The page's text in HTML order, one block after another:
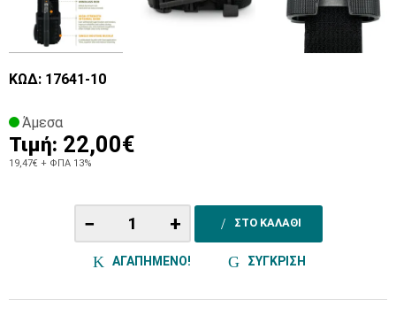
ΚΩΔ: 17641-10
Άμεσα
Τιμή: 22,00€
19,47€ + ΦΠΑ 13%
− + ΣΤΟ ΚΑΛΑΘΙ
ΑΓΑΠΗΜΕΝΟ! ΣΥΓΚΡΙΣΗ